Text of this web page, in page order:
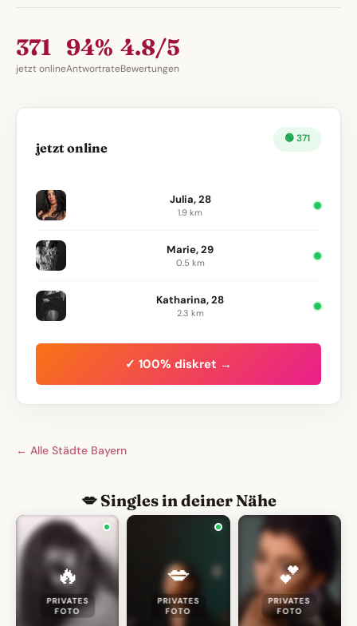
371
jetzt online
94%
Antwortrate
4.8/5
Bewertungen
jetzt online
🟢 371
Julia, 28
1.9 km
Marie, 29
0.5 km
Katharina, 28
2.3 km
✓ 100% diskret →
← Alle Städte Bayern
💋 Singles in deiner Nähe
🔥
PRIVATES
FOTO
💋
PRIVATES
FOTO
💕
PRIVATES
FOTO